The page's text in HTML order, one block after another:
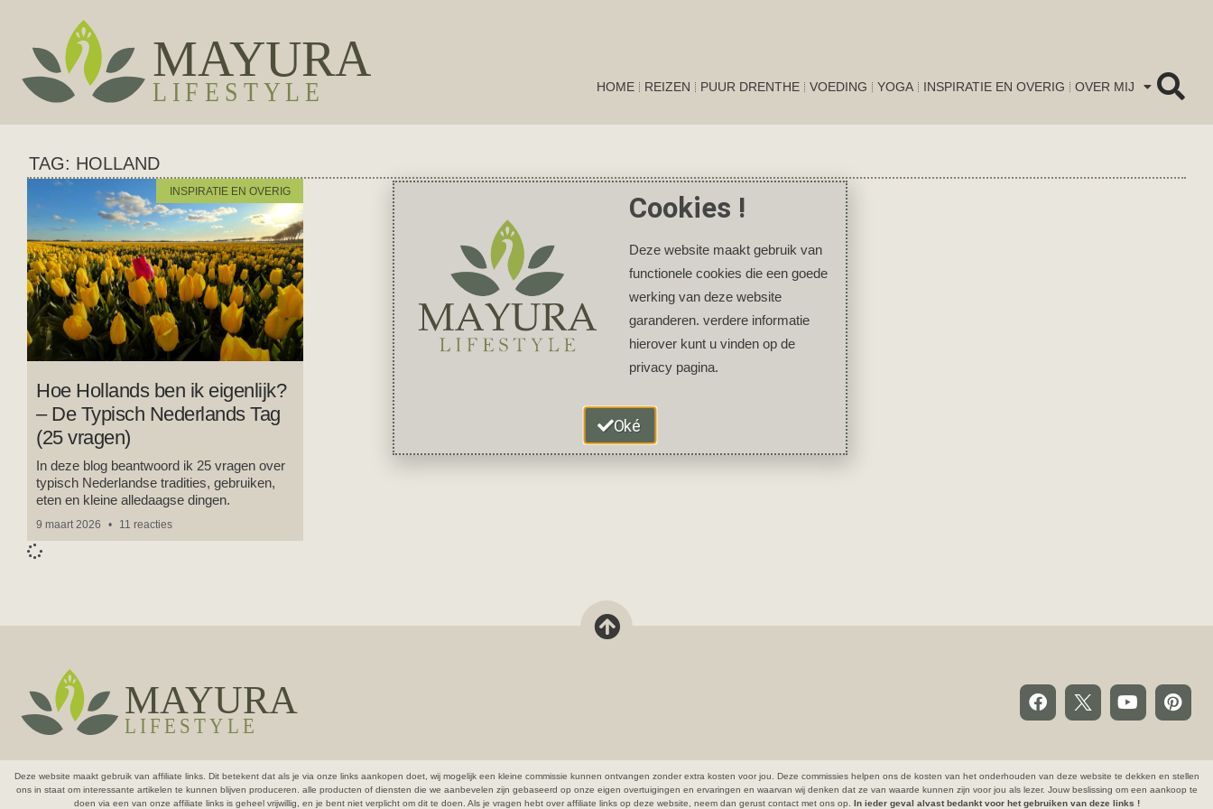
HOME REIZEN PUUR DRENTHE VOEDING YOGA INSPIRATIE EN OVERIG OVER MIJ
TAG: HOLLAND
INSPIRATIE EN OVERIG
Hoe Hollands ben ik eigenlijk?
– De Typisch Nederlands Tag
(25 vragen)
In deze blog beantwoord ik 25 vragen over
typisch Nederlandse tradities, gebruiken,
eten en kleine alledaagse dingen.
9 maart 2026 11 reacties
Deze website maakt gebruik van affiliate links. Dit betekent dat als je via onze links aankopen doet, wij mogelijk een kleine commissie kunnen ontvangen zonder extra kosten voor jou. Deze commissies helpen ons de kosten van het onderhouden van deze website te dekken en stellen
ons in staat om interessante artikelen te kunnen blijven produceren. alle producten of diensten die we aanbevelen zijn gebaseerd op onze eigen overtuigingen en ervaringen en waarvan wij denken dat ze van waarde kunnen zijn voor jou als lezer. Jouw beslissing om een aankoop te
doen via een van onze affiliate links is geheel vrijwillig, en je bent niet verplicht om dit te doen. Als je vragen hebt over affiliate links op deze website, neem dan gerust contact met ons op.
In ieder geval alvast bedankt voor het gebruiken van deze links !
Cookies !
Deze website maakt gebruik van
functionele cookies die een goede
werking van deze website
garanderen. verdere informatie
hierover kunt u vinden op de
privacy pagina.
Oké